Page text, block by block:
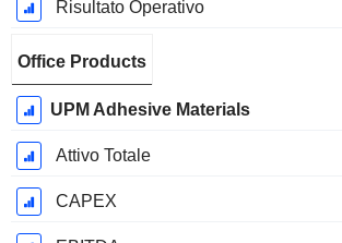
Risultato Operativo
Office Products
UPM Adhesive Materials
Attivo Totale
CAPEX